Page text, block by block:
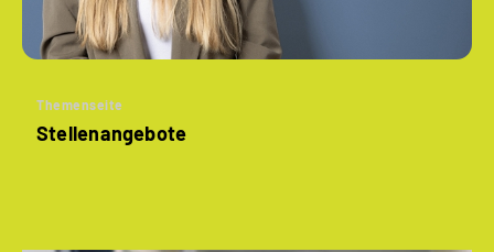
Themenseite
Stellenangebote